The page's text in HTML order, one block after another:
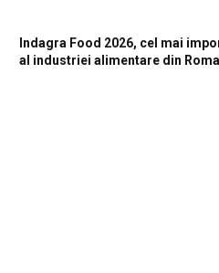
Indagra Food 2026, cel mai
al industriei alimentare din